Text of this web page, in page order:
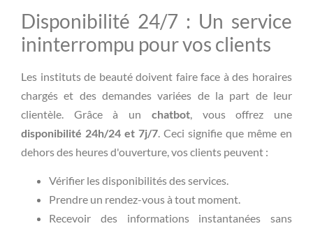
Disponibilité 24/7 : Un service
ininterrompu pour vos clients
Les instituts de beauté doivent faire face à des horaires
chargés et des demandes variées de la part de leur
clientèle. Grâce à un chatbot, vous offrez une
disponibilité 24h/24 et 7j/7. Ceci signifie que même en
dehors des heures d'ouverture, vos clients peuvent :
Vérifier les disponibilités des services.
Prendre un rendez-vous à tout moment.
Recevoir des informations instantanées sans